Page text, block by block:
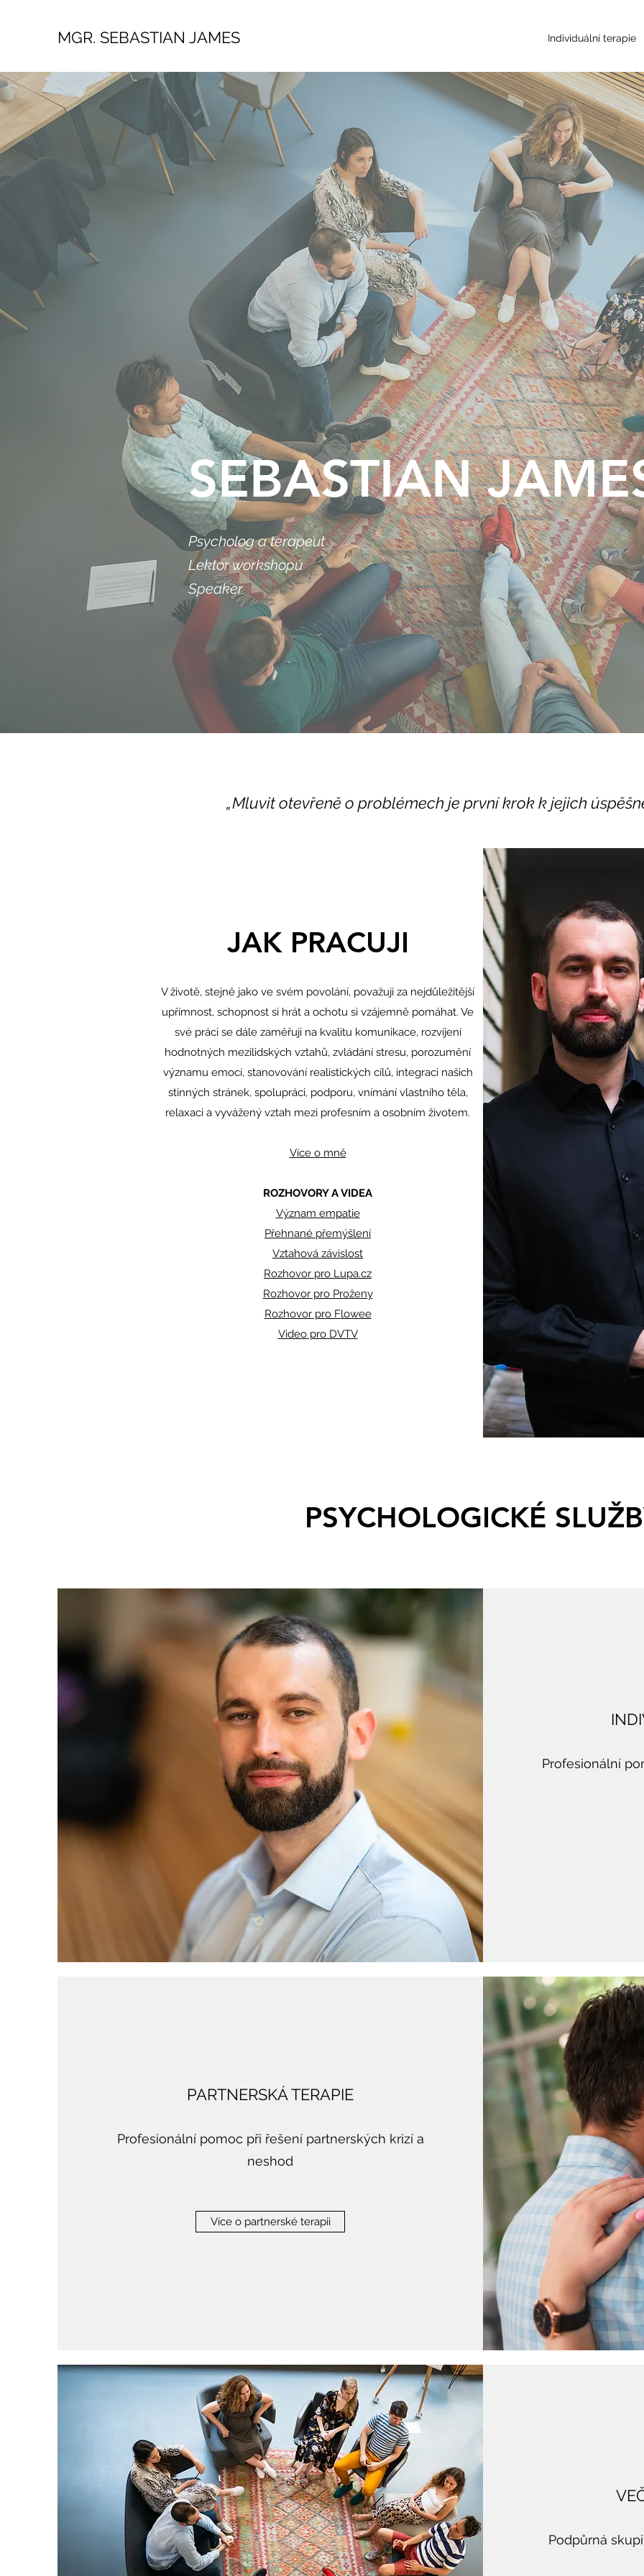
MGR. SEBASTIAN JAMES Individuální terapie
SEBASTIAN
Psycholog a terapeut
Lektor workshopů
Speaker
„Mluvit otevřeně o problémech je první krok k jejich
JAK PRACUJI
V životě, stejně jako ve svém povolání, považuji za nejdůležitější
upřímnost, schopnost si hrát a ochotu si vzájemně pomáhat. Ve
své práci se dále zaměřuji na kvalitu komunikace, rozvíjení
hodnotných mezilidských vztahů, zvládání stresu, porozumění
významu emocí, stanovování realistických cílů, integraci našich
stinných stránek, spolupráci, podporu, vnímání vlastního těla,
relaxaci a vyvážený vztah mezi profesním a osobním životem.
Více o mně
ROZHOVORY A VIDEA
Význam empatie
Přehnané přemýšlení
Vztahová závislost
Rozhovor pro Lupa.cz
Rozhovor pro Proženy
Rozhovor pro Flowee
Video pro DVTV
PSYCHOLOGICKÉ
Profesionální
PARTNERSKÁ TERAPIE
Profesionální pomoc při řešení partnerských krizí a
neshod
Více o partnerské terapii
Podpůrná